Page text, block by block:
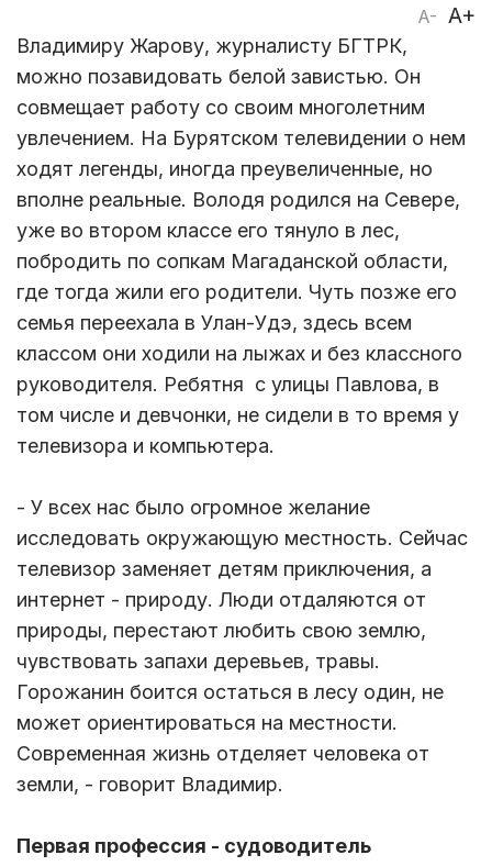
A- A+
Владимиру Жарову, журналисту БГТРК,
можно позавидовать белой завистью. Он
совмещает работу со своим многолетним
увлечением. На Бурятском телевидении о нем
ходят легенды, иногда преувеличенные, но
вполне реальные. Володя родился на Севере,
уже во втором классе его тянуло в лес,
побродить по сопкам Магаданской области,
где тогда жили его родители. Чуть позже его
семья переехала в Улан-Удэ, здесь всем
классом они ходили на лыжах и без классного
руководителя. Ребятня с улицы Павлова, в
том числе и девчонки, не сидели в то время у
телевизора и компьютера.
- У всех нас было огромное желание
исследовать окружающую местность. Сейчас
телевизор заменяет детям приключения, а
интернет - природу. Люди отдаляются от
природы, перестают любить свою землю,
чувствовать запахи деревьев, травы.
Горожанин боится остаться в лесу один, не
может ориентироваться на местности.
Современная жизнь отделяет человека от
земли, - говорит Владимир.
Первая профессия - судоводитель